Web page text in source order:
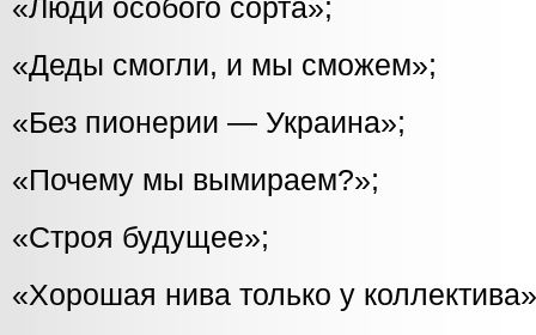
«Люди особого сорта»;
«Деды смогли, и мы сможем»;
«Без пионерии — Украина»;
«Почему мы вымираем?»;
«Строя будущее»;
«Хорошая нива только у